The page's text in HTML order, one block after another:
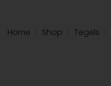
Home Shop Tegels